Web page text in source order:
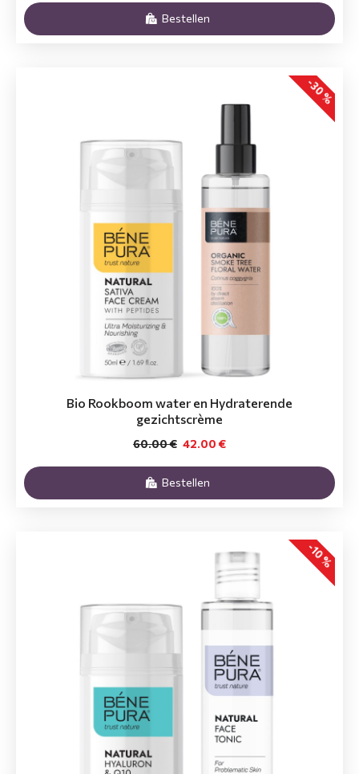
Bestellen
-30 %
Bio Rookboom water en Hydraterende
gezichtscrème
42.00 €
60.00 €
Bestellen
-10 %